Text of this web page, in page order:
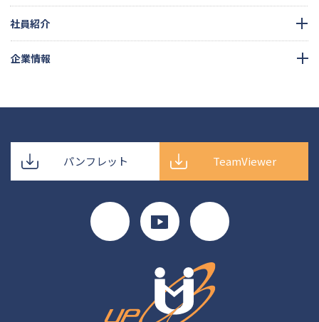
社員紹介
企業情報
パンフレット TeamViewer